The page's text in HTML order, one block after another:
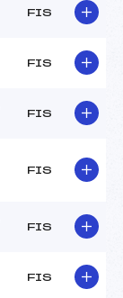
FIS
FIS
FIS
FIS
FIS
FIS